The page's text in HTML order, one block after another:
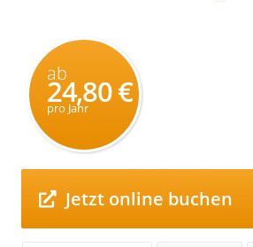
ab
24,80 €
pro Jahr
Jetzt online buchen